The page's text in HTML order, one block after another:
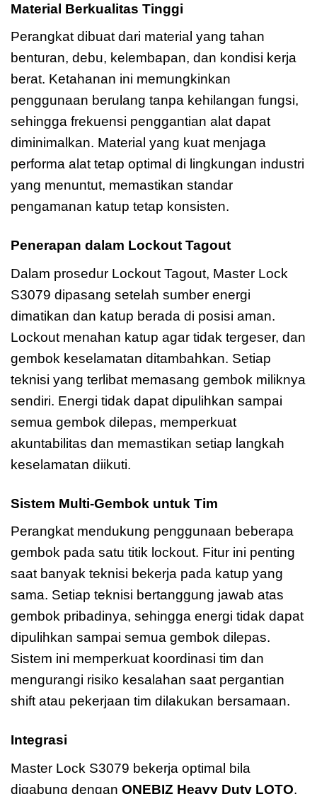
Material Berkualitas Tinggi
Perangkat dibuat dari material yang tahan
benturan, debu, kelembapan, dan kondisi kerja
berat. Ketahanan ini memungkinkan
penggunaan berulang tanpa kehilangan fungsi,
sehingga frekuensi penggantian alat dapat
diminimalkan. Material yang kuat menjaga
performa alat tetap optimal di lingkungan industri
yang menuntut, memastikan standar
pengamanan katup tetap konsisten.
Penerapan dalam Lockout Tagout
Dalam prosedur Lockout Tagout, Master Lock
S3079 dipasang setelah sumber energi
dimatikan dan katup berada di posisi aman.
Lockout menahan katup agar tidak tergeser, dan
gembok keselamatan ditambahkan. Setiap
teknisi yang terlibat memasang gembok miliknya
sendiri. Energi tidak dapat dipulihkan sampai
semua gembok dilepas, memperkuat
akuntabilitas dan memastikan setiap langkah
keselamatan diikuti.
Sistem Multi-Gembok untuk Tim
Perangkat mendukung penggunaan beberapa
gembok pada satu titik lockout. Fitur ini penting
saat banyak teknisi bekerja pada katup yang
sama. Setiap teknisi bertanggung jawab atas
gembok pribadinya, sehingga energi tidak dapat
dipulihkan sampai semua gembok dilepas.
Sistem ini memperkuat koordinasi tim dan
mengurangi risiko kesalahan saat pergantian
shift atau pekerjaan tim dilakukan bersamaan.
Integrasi
Master Lock S3079 bekerja optimal bila
digabung dengan ONEBIZ Heavy Duty LOTO.